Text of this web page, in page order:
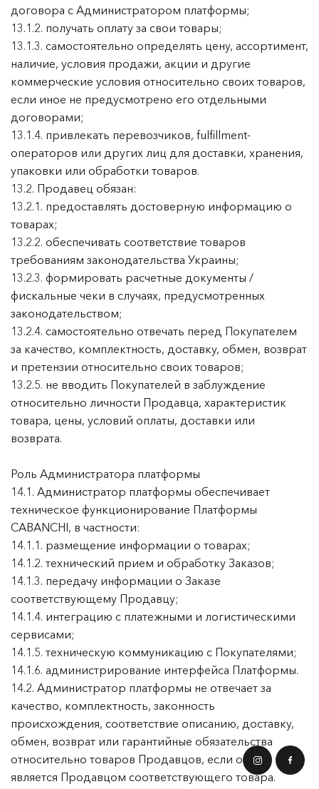
договора с Администратором платформы;
13.1.2. получать оплату за свои товары;
13.1.3. самостоятельно определять цену, ассортимент,
наличие, условия продажи, акции и другие
коммерческие условия относительно своих товаров,
если иное не предусмотрено его отдельными
договорами;
13.1.4. привлекать перевозчиков, fulfillment-
операторов или других лиц для доставки, хранения,
упаковки или обработки товаров.
13.2. Продавец обязан:
13.2.1. предоставлять достоверную информацию о
товарах;
13.2.2. обеспечивать соответствие товаров
требованиям законодательства Украины;
13.2.3. формировать расчетные документы /
фискальные чеки в случаях, предусмотренных
законодательством;
13.2.4. самостоятельно отвечать перед Покупателем
за качество, комплектность, доставку, обмен, возврат
и претензии относительно своих товаров;
13.2.5. не вводить Покупателей в заблуждение
относительно личности Продавца, характеристик
товара, цены, условий оплаты, доставки или
возврата.
Роль Администратора платформы
14.1. Администратор платформы обеспечивает
техническое функционирование Платформы
CABANCHI, в частности:
14.1.1. размещение информации о товарах;
14.1.2. технический прием и обработку Заказов;
14.1.3. передачу информации о Заказе
соответствующему Продавцу;
14.1.4. интеграцию с платежными и логистическими
сервисами;
14.1.5. техническую коммуникацию с Покупателями;
14.1.6. администрирование интерфейса Платформы.
14.2. Администратор платформы не отвечает за
качество, комплектность, законность
происхождения, соответствие описанию, доставку,
обмен, возврат или гарантийные обязательства
относительно товаров Продавцов, если он сам не
является Продавцом соответствующего товара.